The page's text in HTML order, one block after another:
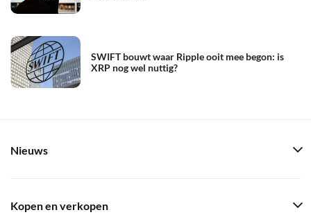
SWIFT bouwt waar Ripple ooit mee begon: is
XRP nog wel nuttig?
Nieuws
Kopen en verkopen